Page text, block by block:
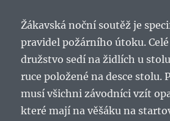
Žákavská noční soutěž je
pravidel požárního útoku.
družstvo sedí na židlích u
ruce položené na desce stolu.
musí všichni závodníci vzít
které mají na věšáku na